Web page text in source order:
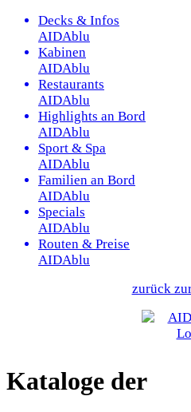
Decks & Infos
AIDAblu
Kabinen
AIDAblu
Restaurants
AIDAblu
Highlights an Bord
AIDAblu
Sport & Spa
AIDAblu
Familien an Bord
AIDAblu
Specials
AIDAblu
Routen & Preise
AIDAblu
zurück
Kataloge der